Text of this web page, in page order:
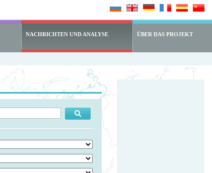
NACHRICHTEN UND ANALYSE ÜBER DAS PROJEKT